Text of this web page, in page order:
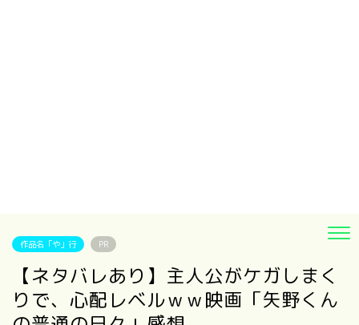
作品名「や」行 PR
【ネタバレあり】主人公がケガしまく
りで、心配レベルｗｗ映画「矢野くん